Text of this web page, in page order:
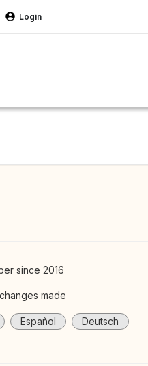
Login
since 2016
made
Español Deutsch